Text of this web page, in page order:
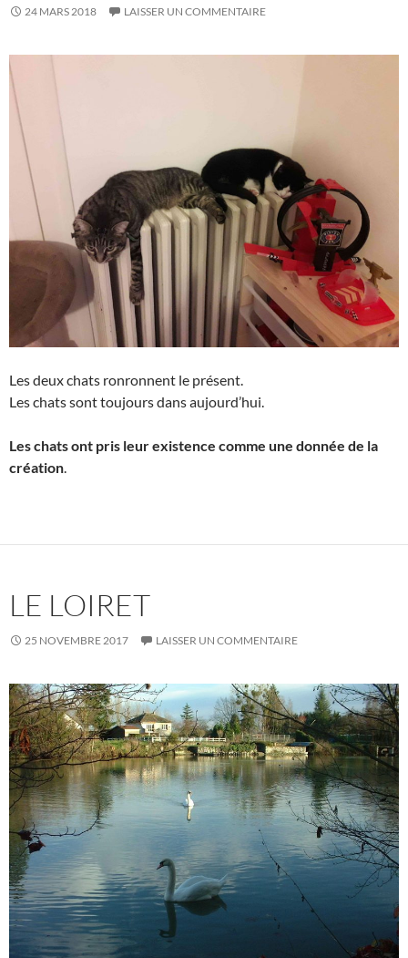
24 MARS 2018 LAISSER UN COMMENTAIRE
Les deux chats ronronnent le présent.
Les chats sont toujours dans aujourd’hui.
Les chats ont pris leur existence comme une donnée de la
création.
LE LOIRET
25 NOVEMBRE 2017 LAISSER UN COMMENTAIRE